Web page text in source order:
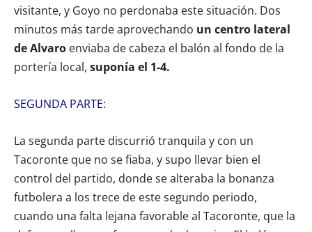
visitante, y Goyo no perdonaba este situación. Dos
minutos más tarde aprovechando un centro lateral
de Alvaro enviaba de cabeza el balón al fondo de la
portería local, suponía el 1-4.
SEGUNDA PARTE:
La segunda parte discurrió tranquila y con un
Tacoronte que no se fiaba, y supo llevar bien el
control del partido, donde se alteraba la bonanza
futbolera a los trece de este segundo periodo,
cuando una falta lejana favorable al Tacoronte, que la